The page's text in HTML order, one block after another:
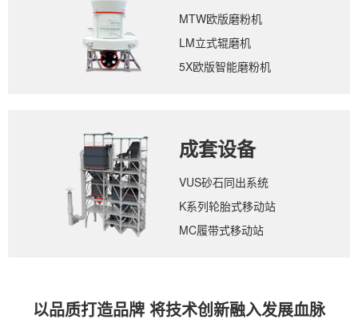
MTW欧版磨粉机
LM立式辊磨机
5X欧版智能磨粉机
成套设备
VUS砂石同出系统
K系列轮胎式移动站
MC履带式移动站
以品质打造品牌 将技术创新融入发展血脉